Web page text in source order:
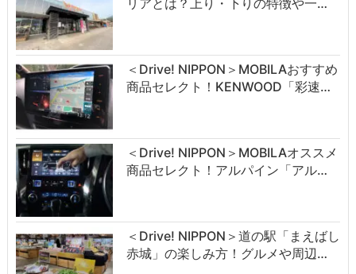
リアとは？上り・下りの特徴や一…
＜Drive! NIPPON＞MOBILAおすすめ
商品セレクト！KENWOOD「彩速…
＜Drive! NIPPON＞MOBILAオススメ
商品セレクト！アルパイン「アル…
＜Drive! NIPPON＞道の駅「まえばし
赤城」の楽しみ方！グルメや周辺…